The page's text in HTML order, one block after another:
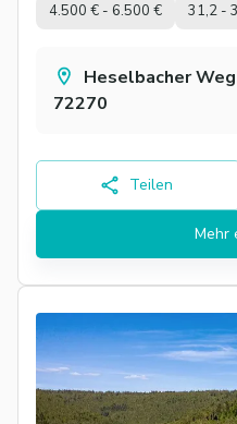
4.500 € - 6.500 € 31,2 -
Heselbacher
72270
Teilen
Mehr